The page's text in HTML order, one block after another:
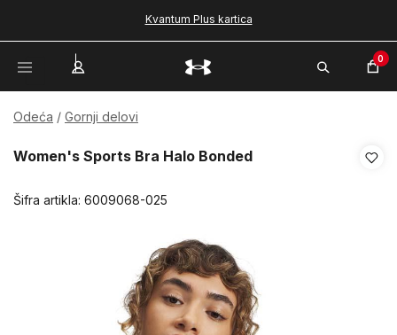
Kvantum Plus kartica
0
Odeća Gornji delovi
Women's Sports Bra Halo Bonded
Šifra artikla: 6009068-025